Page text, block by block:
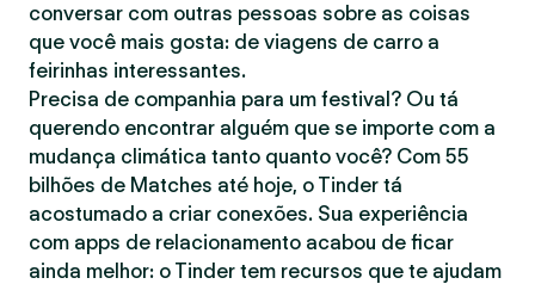
conversar com outras pessoas sobre as coisas
que você mais gosta: de viagens de carro a
feirinhas interessantes.
Precisa de companhia para um festival? Ou tá
querendo encontrar alguém que se importe com a
mudança climática tanto quanto você? Com 55
bilhões de Matches até hoje, o Tinder tá
acostumado a criar conexões. Sua experiência
com apps de relacionamento acabou de ficar
ainda melhor: o Tinder tem recursos que te ajudam